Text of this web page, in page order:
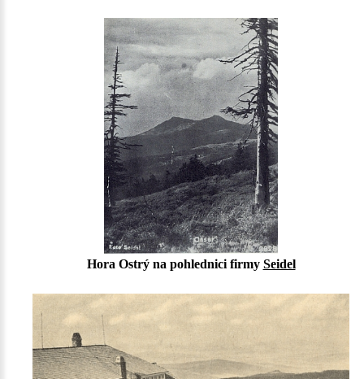
Hora Ostrý na pohlednici firmy Seidel